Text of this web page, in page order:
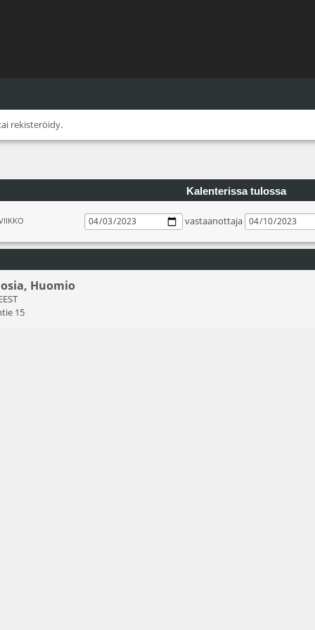
rekisteröidy.
Kalenterissa tulossa
vastaanottaja
Huomio
15